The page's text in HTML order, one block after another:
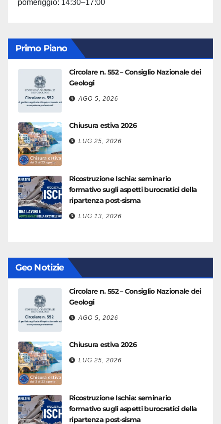
pomeriggio: 14:30–17:00
Primo Piano
Circolare n. 552 – Consiglio Nazionale dei
Geologi
AGO 5, 2026
Chiusura estiva 2026
LUG 25, 2026
Ricostruzione Ischia: seminario
formativo sugli aspetti burocratici della
ripartenza post-sisma
LUG 13, 2026
Geo Notizie
Circolare n. 552 – Consiglio Nazionale dei
Geologi
AGO 5, 2026
Chiusura estiva 2026
LUG 25, 2026
Ricostruzione Ischia: seminario
formativo sugli aspetti burocratici della
ripartenza post-sisma